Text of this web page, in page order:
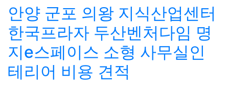
안양 군포 의왕 지식산업센터
한국프라자 두산벤처다임 명
지e스페이스 소형 사무실인
테리어 비용 견적